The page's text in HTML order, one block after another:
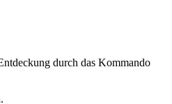
durch das Kommando